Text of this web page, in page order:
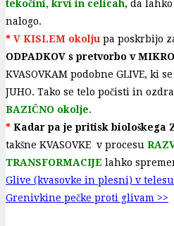
tekočini, krvi in celicah, da
nalogo.
* V KISLEM okolju pa poskrbijo
ODPADKOV s pretvorbo v
KVASOVKAM podobne GLIVE, ki
JUHO. Tako se telo počisti in
BAZIČNO okolje.
* Kadar pa je pritisk biološkega
takšne KVASOVKE v procesu
TRANSFORMACIJE lahko
Glive (kvasovke in plesni) v telesu
Grenivkine pečke proti glivam >>